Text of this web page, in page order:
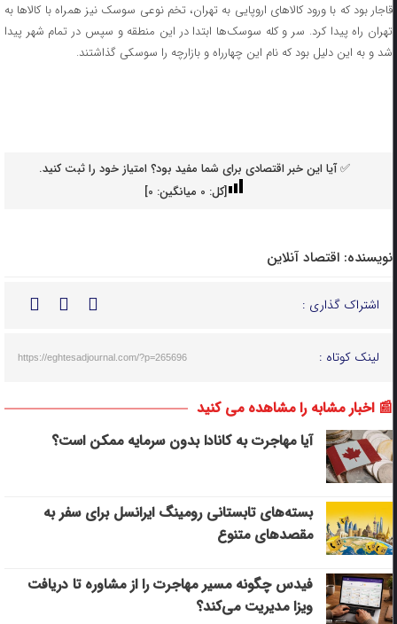
قاجار بود که با ورود کالا‌های اروپایی به تهران، تخم نوعی سوسک نیز همراه با کالا‌ها به
تهران راه پیدا کرد. سر و کله سوسک‌ها ابتدا در این منطقه و سپس در تمام شهر پیدا
شد و به این دلیل بود که نام این چهارراه و بازارچه را سوسکی گذاشتند.
✅ آیا این خبر اقتصادی برای شما مفید بود؟ امتیاز خود را ثبت کنید.
[کل: 0میانگین: 0
]
نویسنده: اقتصاد آنلاین
اشتراک گذاری :
لینک کوتاه : https://eghtesadjournal.com/?p=265696
📰 اخبار مشابه را مشاهده می کنید
آیا مهاجرت به کانادا بدون سرمایه ممکن است؟
بسته‌های تابستانی رومینگ ایرانسل برای سفر به
مقصدهای متنوع
فیدس چگونه مسیر مهاجرت را از مشاوره تا دریافت
ویزا مدیریت می‌کند؟